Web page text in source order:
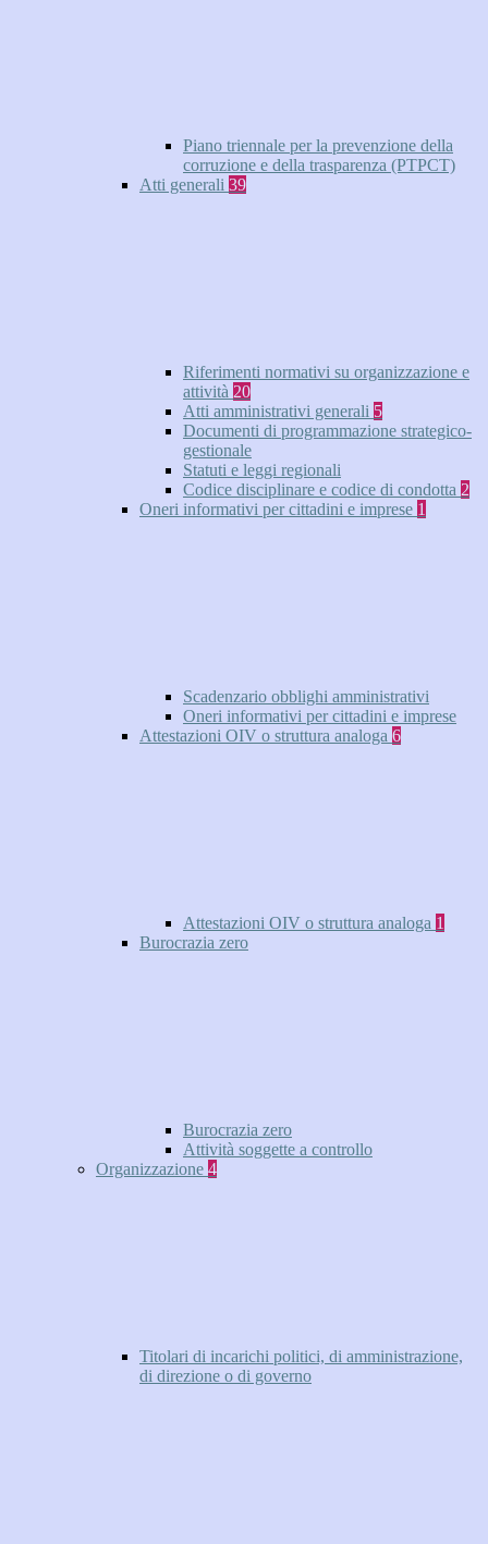
Piano triennale per la prevenzione della
corruzione e della trasparenza (PTPCT)
Atti generali 39
Riferimenti normativi su organizzazione e
attività 20
Atti amministrativi generali 5
Documenti di programmazione strategico-
gestionale
Statuti e leggi regionali
Codice disciplinare e codice di condotta 2
Oneri informativi per cittadini e imprese 1
Scadenzario obblighi amministrativi
Oneri informativi per cittadini e imprese
Attestazioni OIV o struttura analoga 6
Attestazioni OIV o struttura analoga 1
Burocrazia zero
Burocrazia zero
Attività soggette a controllo
Organizzazione 4
Titolari di incarichi politici, di amministrazione,
di direzione o di governo